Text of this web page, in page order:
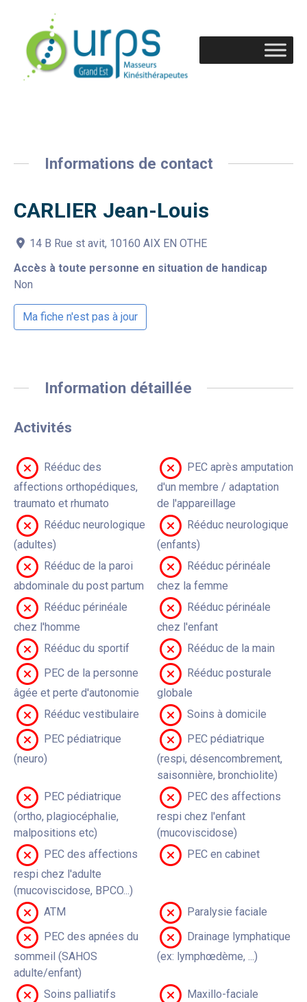
Informations de contact
CARLIER Jean-Louis
14 B Rue st avit, 10160 AIX EN OTHE
Accès à toute personne en situation de handicap
Non
Ma fiche n'est pas à jour
Information détaillée
Activités
Rééduc des
affections orthopédiques,
traumato et rhumato
PEC après amputation
d'un membre / adaptation
de l'appareillage
Rééduc neurologique
(adultes)
Rééduc neurologique
(enfants)
Rééduc de la paroi
abdominale du post partum
Rééduc périnéale
chez la femme
Rééduc périnéale
chez l'homme
Rééduc périnéale
chez l'enfant
Rééduc du sportif
Rééduc de la main
PEC de la personne
âgée et perte d'autonomie
Rééduc posturale
globale
Rééduc vestibulaire
Soins à domicile
PEC pédiatrique
(neuro)
PEC pédiatrique
(respi, désencombrement,
saisonnière, bronchiolite)
PEC pédiatrique
(ortho, plagiocéphalie,
malpositions etc)
PEC des affections
respi chez l'enfant
(mucoviscidose)
PEC des affections
respi chez l'adulte
(mucoviscidose, BPCO...)
PEC en cabinet
ATM
Paralysie faciale
PEC des apnées du
sommeil (SAHOS
adulte/enfant)
Drainage lymphatique
(ex: lymphœdème, ...)
Soins palliatifs
Maxillo-faciale